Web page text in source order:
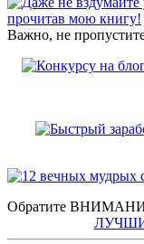
Важно, не
Обратите